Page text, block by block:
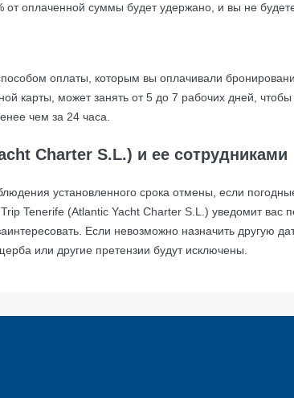
оплаченной суммы будет удержано, и вы не
оплаты, которым вы оплачивали
карты, может занять от 5 до 7 рабочих дней,
чем за 24 часа.
Charter S.L.) и ее сотрудниками
установленного срока отмены, если
Tenerife (Atlantic Yacht Charter S.L.) уведомит вас
Если невозможно назначить другую
или другие претензии будут исключены.